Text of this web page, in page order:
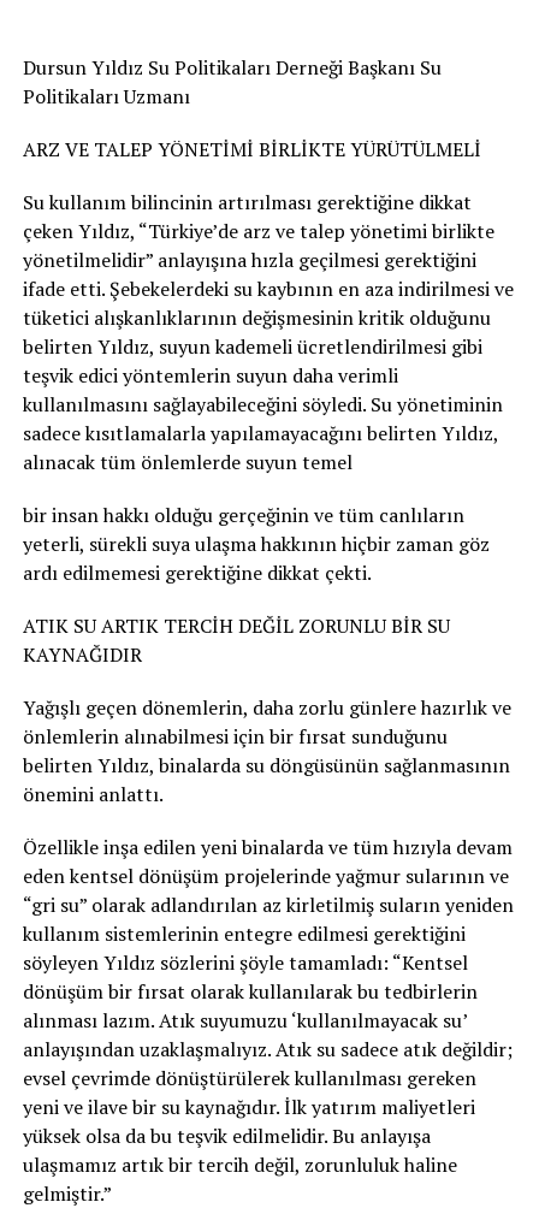
Dursun Yıldız Su Politikaları Derneği Başkanı Su
Politikaları Uzmanı
ARZ VE TALEP YÖNETİMİ BİRLİKTE YÜRÜTÜLMELİ
Su kullanım bilincinin artırılması gerektiğine dikkat
çeken Yıldız, “Türkiye’de arz ve talep yönetimi birlikte
yönetilmelidir” anlayışına hızla geçilmesi gerektiğini
ifade etti. Şebekelerdeki su kaybının en aza indirilmesi ve
tüketici alışkanlıklarının değişmesinin kritik olduğunu
belirten Yıldız, suyun kademeli ücretlendirilmesi gibi
teşvik edici yöntemlerin suyun daha verimli
kullanılmasını sağlayabileceğini söyledi. Su yönetiminin
sadece kısıtlamalarla yapılamayacağını belirten Yıldız,
alınacak tüm önlemlerde suyun temel
bir insan hakkı olduğu gerçeğinin ve tüm canlıların
yeterli, sürekli suya ulaşma hakkının hiçbir zaman göz
ardı edilmemesi gerektiğine dikkat çekti.
ATIK SU ARTIK TERCİH DEĞİL ZORUNLU BİR SU
KAYNAĞIDIR
Yağışlı geçen dönemlerin, daha zorlu günlere hazırlık ve
önlemlerin alınabilmesi için bir fırsat sunduğunu
belirten Yıldız, binalarda su döngüsünün sağlanmasının
önemini anlattı.
Özellikle inşa edilen yeni binalarda ve tüm hızıyla devam
eden kentsel dönüşüm projelerinde yağmur sularının ve
“gri su” olarak adlandırılan az kirletilmiş suların yeniden
kullanım sistemlerinin entegre edilmesi gerektiğini
söyleyen Yıldız sözlerini şöyle tamamladı: “Kentsel
dönüşüm bir fırsat olarak kullanılarak bu tedbirlerin
alınması lazım. Atık suyumuzu ‘kullanılmayacak su’
anlayışından uzaklaşmalıyız. Atık su sadece atık değildir;
evsel çevrimde dönüştürülerek kullanılması gereken
yeni ve ilave bir su kaynağıdır. İlk yatırım maliyetleri
yüksek olsa da bu teşvik edilmelidir. Bu anlayışa
ulaşmamız artık bir tercih değil, zorunluluk haline
gelmiştir.”